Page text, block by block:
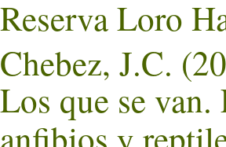
Reserva Loro
Chebez, J.C.
Los que se van.
anfibios y